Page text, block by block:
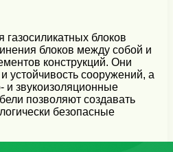
блоков
блоков между собой и
конструкций. Они
устойчивость сооружений, а
и звукоизоляционные
позволяют создавать
безопасные